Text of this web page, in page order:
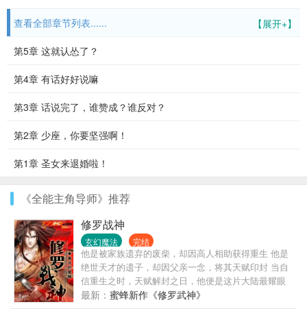
【展开+】
查看全部章节列表......
第5章 这就认怂了？
第4章 有话好好说嘛
第3章 话说完了，谁赞成？谁反对？
第2章 少座，你要坚强啊！
第1章 圣女来退婚啦！
《全能主角导师》推荐
修罗战神
玄幻魔法 完结
他是被家族遗弃的废柴，却因高人相助获得重生 他是
绝世天才的遗子，却因父亲一念，将其天赋印封 当自
信重生之时，天赋解封之日，他便是这片大陆最耀眼
的新星。 且看刑决如何跨越道道难关，逆天而上，最
终达到那传说中的战神之境。
最新： 蜜蜂新作《修罗武神》